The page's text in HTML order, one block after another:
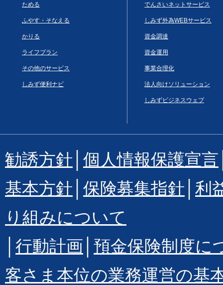
ためる
ふやす・そなえる
かりる
ライフプラン
その他のサービス
しみず便利ナビ
でんさいネットサービス
しみず外為WEBサービス
資金調達
資金運用
事業合理化
法人向けソリューション
しみずビジネスウェブ
勧誘方針 個人情報保護宣言
基本方針 保険募集指針 利
り組みについて
行動計画 預金保険制度に
客さま本位の業務運営の基